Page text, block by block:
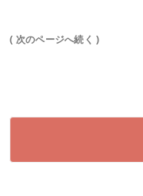
( 次のページへ続く )